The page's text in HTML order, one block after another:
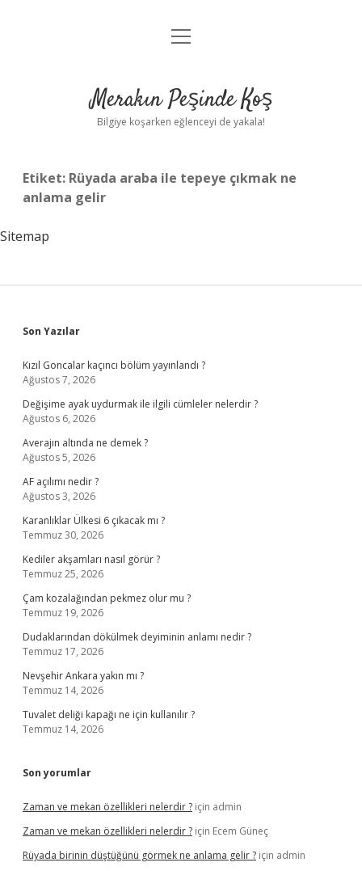
Anasayfa
Yasal Uyarı
menüyü
Merakın Peşinde Koş
Bilgiye koşarken eğlenceyi de yakala!
Etiket: Rüyada araba ile tepeye çıkmak ne
anlama gelir
Sitemap
Sidebar
Son Yazılar
Kızıl Goncalar kaçıncı bölüm yayınlandı ?
Ağustos 7, 2026
Değişime ayak uydurmak ile ilgili cümleler nelerdir ?
Ağustos 6, 2026
Averajın altında ne demek ?
Ağustos 5, 2026
AF açılımı nedir ?
Ağustos 3, 2026
Karanlıklar Ülkesi 6 çıkacak mı ?
Temmuz 30, 2026
Kediler akşamları nasıl görür ?
Temmuz 25, 2026
Çam kozalağından pekmez olur mu ?
Temmuz 19, 2026
Dudaklarından dökülmek deyiminin anlamı nedir ?
Temmuz 17, 2026
Nevşehir Ankara yakın mı ?
Temmuz 14, 2026
Tuvalet deliği kapağı ne için kullanılır ?
Temmuz 14, 2026
Son yorumlar
Zaman ve mekan özellikleri nelerdir ? için admin
Zaman ve mekan özellikleri nelerdir ? için Ecem Güneç
Rüyada birinin düştüğünü görmek ne anlama gelir ? için admin